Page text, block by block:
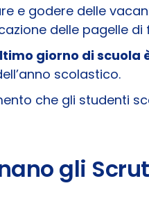
e godere delle
delle pagelle di
giorno di scuola
scolastico.
che gli studenti
gli